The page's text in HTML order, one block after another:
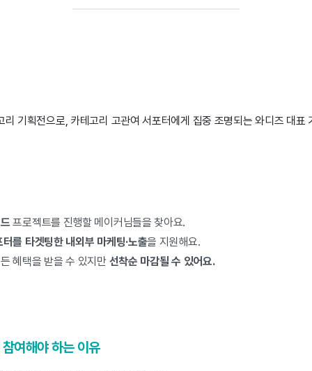
리 기획전으로, 카테고리 고관여 서포터에게 집중 조명되는 와디즈 대표
드프로젝트를 진행할 메이커님들을 찾아요.
를 타겟팅한 내외부 마케팅·노출을 지원해요.
혜택을 받을 수 있지만선착순 마감될 수 있어요.
여해야 하는 이유